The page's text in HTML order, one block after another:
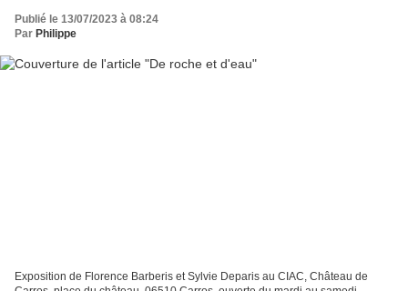
Publié le 13/07/2023 à 08:24
Par Philippe
Exposition de Florence Barberis et Sylvie Deparis au CIAC, Château de